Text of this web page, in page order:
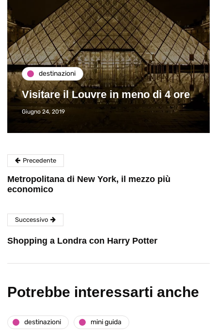
destinazioni
Visitare il Louvre in meno di 4 ore
Giugno 24, 2019
Precedente
Metropolitana di New York, il mezzo più
economico
Successivo
Shopping a Londra con Harry Potter
Potrebbe interessarti anche
destinazioni mini guida